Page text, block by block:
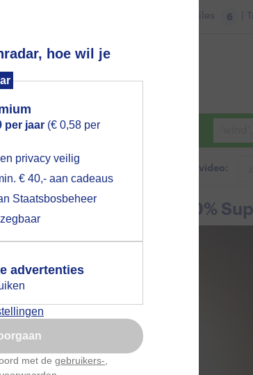
hoe wil je
per jaar (€ 0,58 per
privacy veilig
€ 40,- aan cadeaus
Staatsbosbeheer
advertenties
met de gebruikers-
Files 6 |
Weerzine
Zoeken in foto & video:
uur Corona rond de 70%
gebruiken voor
weer?
akkoord op hebt
er zo een pop-up uit
deze toestemming
wordt.
de popup
later